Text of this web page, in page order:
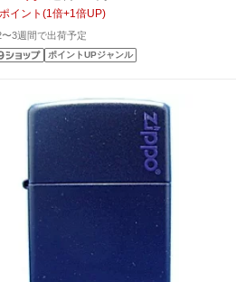
ポイント (1 倍+1 倍UP)
〜3週間で出荷予定
ポイントUPジャンル